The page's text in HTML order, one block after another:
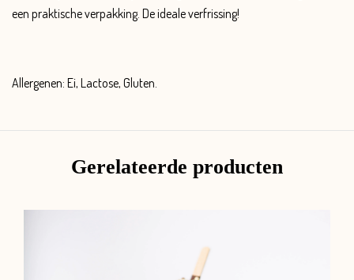
een praktische verpakking. De ideale verfrissing!
Allergenen: Ei, Lactose, Gluten.
Gerelateerde producten